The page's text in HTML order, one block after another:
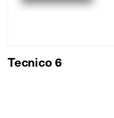
Tecnico 6